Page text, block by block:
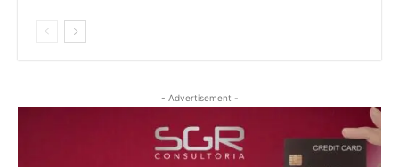
- Advertisement -